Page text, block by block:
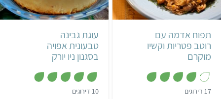
5 מנות
תפוח אדמה עם
רוטב פטריות וקשיו
מוקרם
17 דירוגים
ס"מ
אמריקאי
עוגת גבינה
טבעונית אפויה
בסגנון ניו יורק
10 דירוגים